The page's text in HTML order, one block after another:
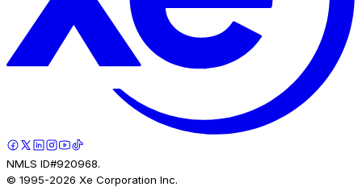
NMLS ID#920968.
© 1995-2026 Xe Corporation Inc.